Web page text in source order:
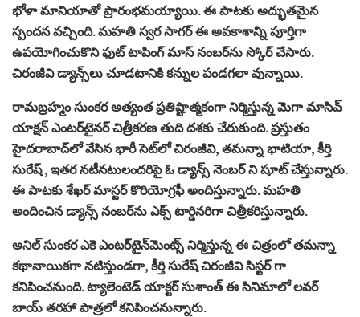
భోళా మానియాతో ప్రారంభమయ్యాయి. ఈ పాటకు అద్భుతమైన
స్పందన వచ్చింది. మహతి స్వర సాగర్ ఈ అవకాశాన్ని పూర్తిగా
ఉపయోగించుకొని ఫుట్ టాపింగ్ మాస్ నంబర్‌ను స్కోర్ చేసారు.
చిరంజీవి డ్యాన్స్‌లు చూడటానికి కన్నుల పండగలా వున్నాయి.
రామబ్రహ్మం సుంకర అత్యంత ప్రతిష్టాత్మకంగా నిర్మిస్తున్న మెగా మాసివ్
యాక్షన్ ఎంటర్‌టైనర్ చిత్రీకరణ తుది దశకు చేరుకుంది. ప్రస్తుతం
హైదరాబాద్‌లో వేసిన భారీ సెట్‌లో చిరంజీవి, తమన్నా భాటియా, కీర్తి
సురేష్ , ఇతర నటీనటులందరిపై ఓ డ్యాన్స్ నెంబర్ ని షూట్ చేస్తున్నారు.
ఈ పాటకు శేఖర్ మాస్టర్ కొరియోగ్రఫీ అందిస్తున్నారు. మహతి
అందించిన డ్యాన్స్ నంబర్‌ను ఎక్స్ టార్డినరిగా చిత్రీకరిస్తున్నారు.
అనిల్ సుంకర ఎకె ఎంటర్‌టైన్‌మెంట్స్ నిర్మిస్తున్న ఈ చిత్రంలో తమన్నా
కథానాయికగా నటిస్తుండగా, కీర్తి సురేష్ చిరంజీవి సిస్టర్ గా
కనిపించనుంది. ట్యాలెంటెడ్ యాక్టర్ సుశాంత్ ఈ సినిమాలో లవర్
బాయ్ తరహా పాత్రలో కనిపించనున్నారు.